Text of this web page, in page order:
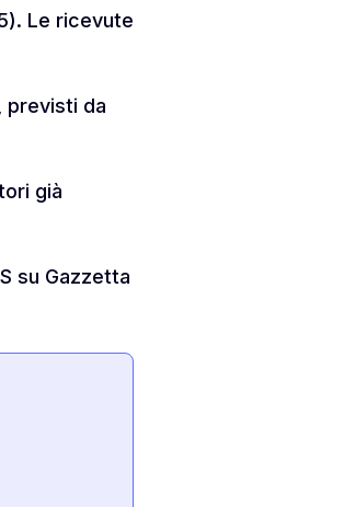
Le ricevute
previsti da
già
su Gazzetta